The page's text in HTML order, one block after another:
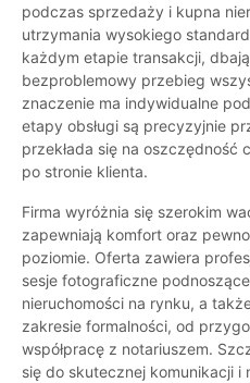
podczas sprzedaży i kupna
utrzymania wysokiego
każdym etapie transakcji,
bezproblemowy przebieg
znaczenie ma indywidualne
etapy obsługi są precyzyjnie
przekłada się na oszczędność
po stronie klienta.
Firma wyróżnia się szerokim
zapewniają komfort oraz
poziomie. Oferta zawiera
sesje fotograficzne
nieruchomości na rynku, a
zakresie formalności, od
współpracę z notariuszem.
się do skutecznej komunikacji i